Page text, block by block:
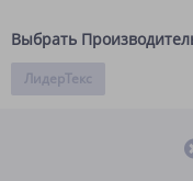
Выбрать
ЛидерТекс